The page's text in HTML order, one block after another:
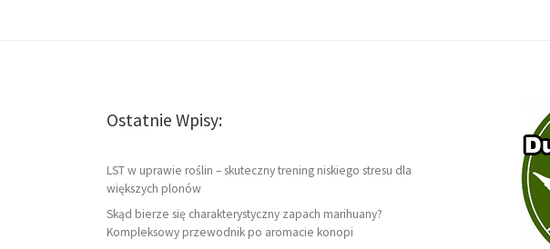
Ostatnie Wpisy:
LST w uprawie roślin – skuteczny trening niskiego stresu dla
większych plonów
Skąd bierze się charakterystyczny zapach marihuany?
Kompleksowy przewodnik po aromacie konopi